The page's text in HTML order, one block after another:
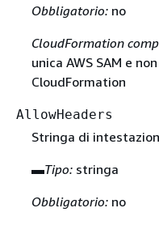
Obbligatorio:no
CloudFormation
unica AWS SAM e
CloudFormation
AllowHeaders
Stringa di
▬Tipo:stringa
Obbligatorio:no